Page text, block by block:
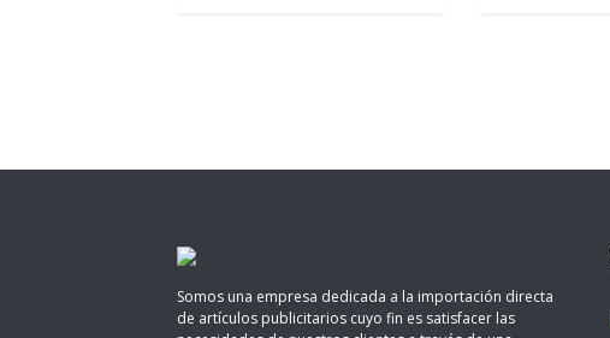
Somos una empresa dedicada a la importación directa
de artículos publicitarios cuyo fin es satisfacer las